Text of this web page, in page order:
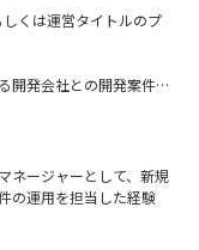
の検討
提案・報告
作成
ト経験
性
責任者、グローバルポジ
行に移せる方
客を開拓し、成果につな
くは運営タイトルのプ
開発会社との開発案件を
ます
ネージャーとして、新規
の運用を担当した経験